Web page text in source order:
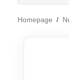
Homepage /